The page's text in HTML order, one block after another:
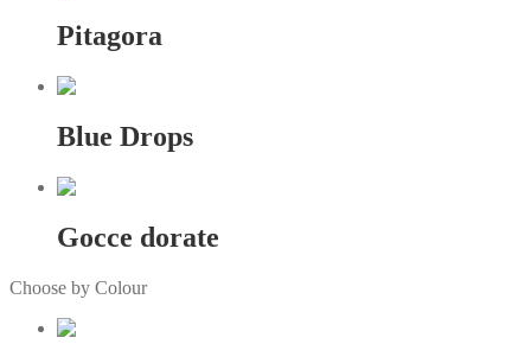
Pitagora
Blue Drops
Gocce dorate
Choose by Colour